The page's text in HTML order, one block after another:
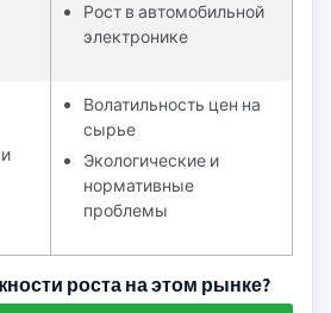
Рост в автомобильной
электронике
Волатильность цен на
сырье
Экологические и
нормативные
проблемы
роста на этом рынке?